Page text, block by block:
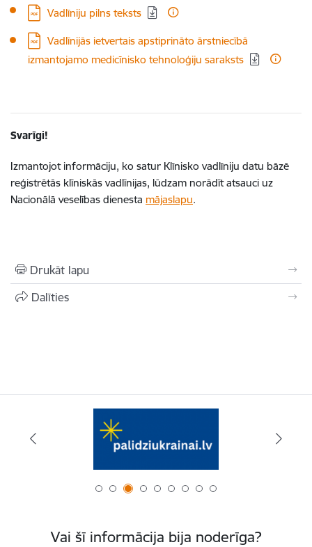
Lejupielādēt:
Vadlīniju pilns teksts
Lejupielādēt:
Vadlīnijās ietvertais apstiprināto ārstniecībā
izmantojamo medicīnisko tehnoloģiju saraksts
Svarīgi!
Izmantojot informāciju, ko satur Klīnisko vadlīniju datu bāzē
reģistrētās klīniskās vadlīnijas, lūdzam norādīt atsauci uz
Nacionālā veselības dienesta mājaslapu.
Drukāt lapu
Dalīties
Vai šī informācija bija noderīga?